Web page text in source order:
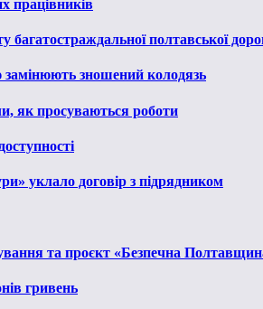
працівників
багатостраждальної полтавської
замінюють зношений колодязь
як просуваються роботи
уклало договір з підрядником
та проєкт «Безпечна
гривень